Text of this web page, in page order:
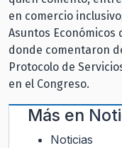
en comercio
Asuntos
donde comentaron
Protocolo de
en el Congreso.
Más en
Noticias